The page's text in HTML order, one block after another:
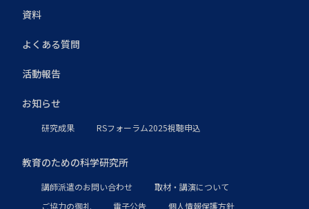
資料
よくある質問
活動報告
お知らせ
研究成果 RSフォーラム2025視聴申込
教育のための科学研究所
講師派遣のお問い合わせ
取材・講演について
ご協力の御礼
電子公告 個人情報保護方針